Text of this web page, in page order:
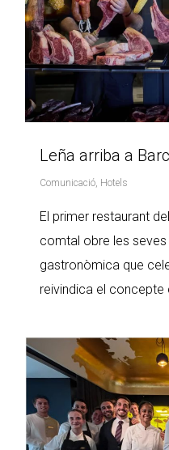
Leña arriba a
Comunicació Hotels
El primer restaurant
comtal obre les
gastronòmica que
reivindica el concepte